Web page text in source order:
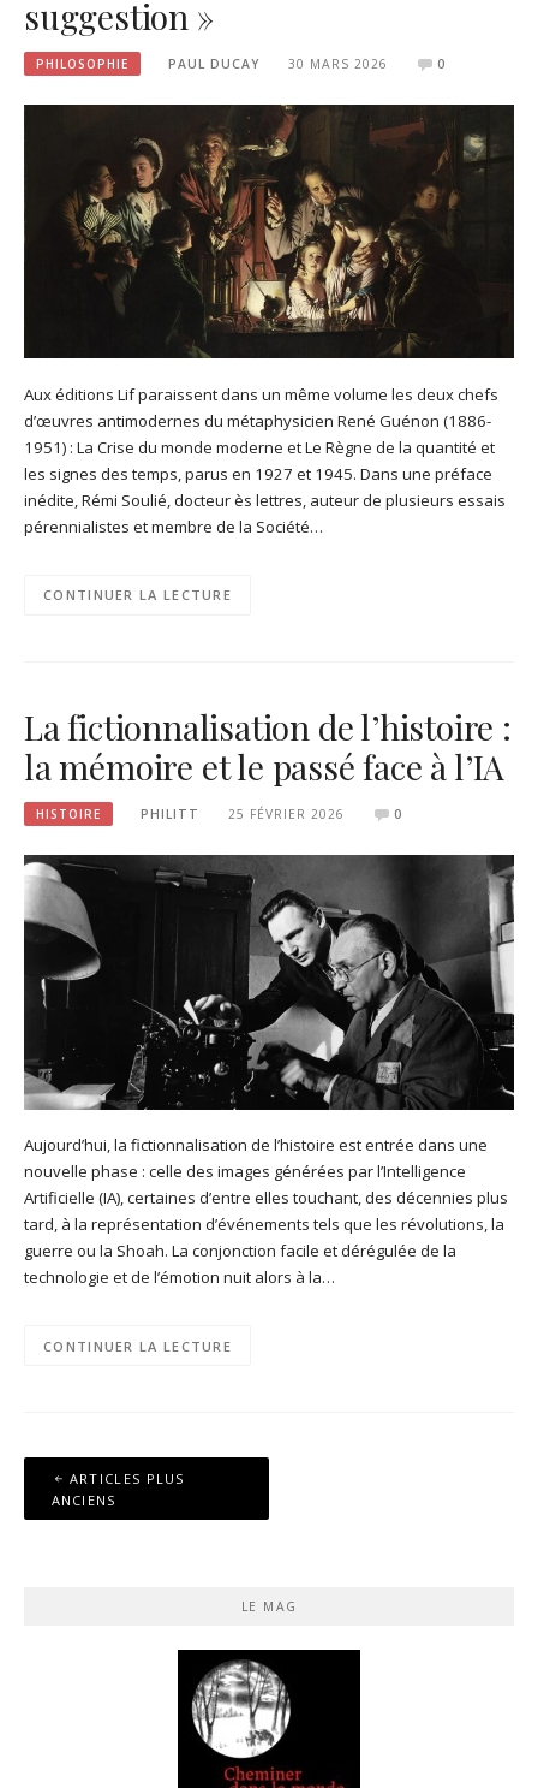
suggestion »
PHILOSOPHIE PAUL DUCAY 30 MARS 2026 0
Aux éditions Lif paraissent dans un même volume les deux chefs
d’œuvres antimodernes du métaphysicien René Guénon (1886-
1951) : La Crise du monde moderne et Le Règne de la quantité et
les signes des temps, parus en 1927 et 1945. Dans une préface
inédite, Rémi Soulié, docteur ès lettres, auteur de plusieurs essais
pérennialistes et membre de la Société…
CONTINUER LA LECTURE
La fictionnalisation de l’histoire :
la mémoire et le passé face à l’IA
HISTOIRE PHILITT 25 FÉVRIER 2026 0
Aujourd’hui, la fictionnalisation de l’histoire est entrée dans une
nouvelle phase : celle des images générées par l’Intelligence
Artificielle (IA), certaines d’entre elles touchant, des décennies plus
tard, à la représentation d’événements tels que les révolutions, la
guerre ou la Shoah. La conjonction facile et dérégulée de la
technologie et de l’émotion nuit alors à la…
CONTINUER LA LECTURE
Navigation
des
ARTICLES PLUS
ANCIENS
LE MAG